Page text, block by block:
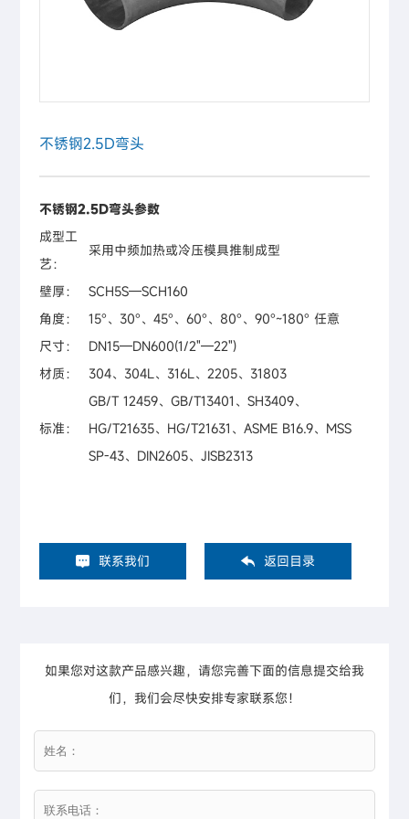
不锈钢2.5D弯头
不锈钢2.5D弯头参数
成型工
艺：
采用中频加热或冷压模具推制成型
壁厚：
SCH5S—SCH160
角度：
15°、30°、45°、60°、80°、90°~180° 任意
尺寸：
DN15—DN600(1/2"—22")
材质：
304、304L、316L、2205、31803
标准：
GB/T 12459、GB/T13401、SH3409、
HG/T21635、HG/T21631、ASME B16.9、MSS
SP-43、DIN2605、JISB2313
联系我们 返回目录
如果您对这款产品感兴趣，请您完善下面的信息提交给我
们，我们会尽快安排专家联系您！